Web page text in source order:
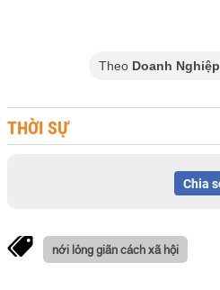
Theo Doanh
THỜI SỰ
Chia
nới lỏng giãn cách xã hội